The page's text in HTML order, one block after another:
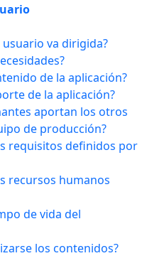
va dirigida?
de la aplicación?
de la aplicación?
aportan los otros
de producción?
requisitos definidos por
recursos humanos
de vida del
los contenidos?